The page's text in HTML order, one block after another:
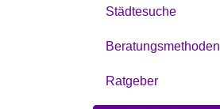
Städtesuche
Beratungsmethoden
Ratgeber